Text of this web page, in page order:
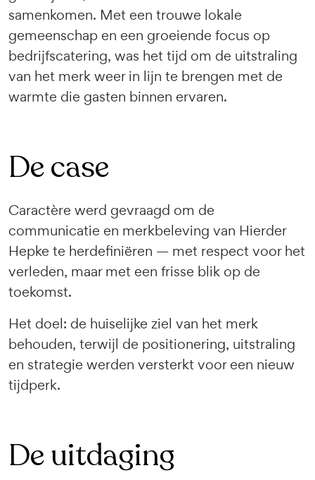
samenkomen. Met een trouwe lokale
gemeenschap en een groeiende focus op
bedrijfscatering, was het tijd om de uitstraling
van het merk weer in lijn te brengen met de
warmte die gasten binnen ervaren.
De case
Caractère werd gevraagd om de
communicatie en merkbeleving van Hierder
Hepke te herdefiniëren — met respect voor het
verleden, maar met een frisse blik op de
toekomst.
Het doel: de huiselijke ziel van het merk
behouden, terwijl de positionering, uitstraling
en strategie werden versterkt voor een nieuw
tijdperk.
De uitdaging